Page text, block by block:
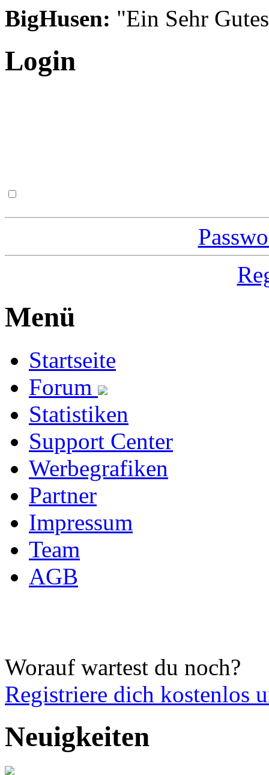
BigHusen: "Ein Sehr
Login
Menü
Startseite
Forum
Statistiken
Support Center
Werbegrafiken
Partner
Impressum
Team
AGB
Worauf wartest du noch?
Registriere dich kostenlos
Neuigkeiten